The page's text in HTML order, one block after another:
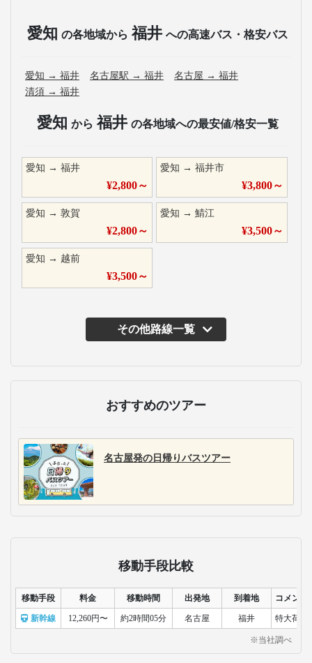
愛知 の各地域から 福井 への高速バス・格安バス
愛知 → 福井 名古屋駅 → 福井 名古屋 → 福井
清須 → 福井
愛知 から 福井 の各地域への最安値/格安一覧
愛知 → 福井
¥2,800～
愛知 →福井市
¥3,800～
愛知 → 敦賀
¥2,800～
愛知 →鯖江
¥3,500～
愛知 → 越前
¥3,500～
その他路線一覧
おすすめのツアー
名古屋発の日帰りバスツアー
移動手段比較
移動手段 料金 移動時間 出発地 到着地 コメント
新幹線 12,260円〜 約2時間05分 名古屋 福井 特大荷物
※当社調べ